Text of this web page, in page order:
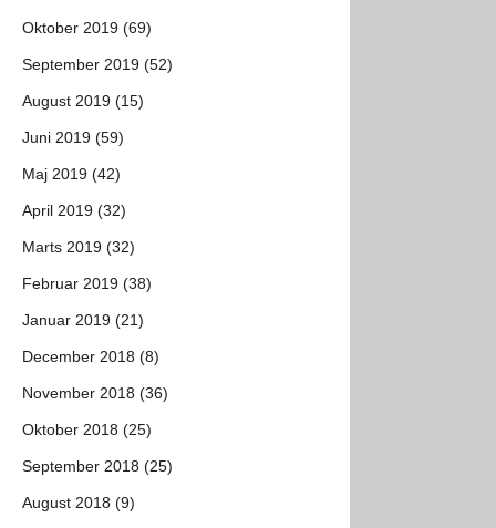
Oktober 2019 (69)
September 2019 (52)
August 2019 (15)
Juni 2019 (59)
Maj 2019 (42)
April 2019 (32)
Marts 2019 (32)
Februar 2019 (38)
Januar 2019 (21)
December 2018 (8)
November 2018 (36)
Oktober 2018 (25)
September 2018 (25)
August 2018 (9)